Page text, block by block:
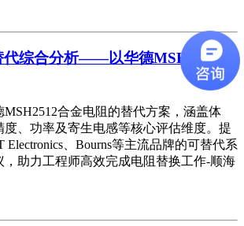
代综合分析——以华德MSH2512系
MSH2512合金电阻的替代方案，涵盖体
度、功率及寄生电感等核心评估维度。提
Electronics、Bourns等主流品牌的可替代系
，助力工程师高效完成电阻替换工作-顺海